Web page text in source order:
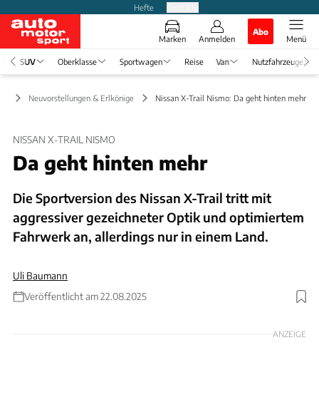
Hefte
Marken Anmelden
Abo
Menü
SUV Oberklasse Sportwagen Reise Van Nutzfahrzeuge
Neuvorstellungen & Erlkönige Nissan X-Trail Nismo: Da geht hinten mehr
NISSAN X-TRAIL NISMO
Da geht hinten mehr
Die Sportversion des Nissan X-Trail tritt mit
aggressiver gezeichneter Optik und optimiertem
Fahrwerk an, allerdings nur in einem Land.
Uli Baumann
Veröffentlicht am 22.08.2025
ANZEIGE